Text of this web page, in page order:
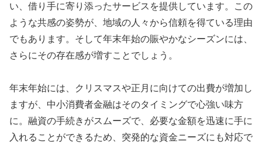
い、借り手に寄り添ったサービスを提供しています。この
ような共感の姿勢が、地域の人々から信頼を得ている理由
でもあります。そして年末年始の賑やかなシーズンには、
さらにその存在感が増すことでしょう。
年末年始には、クリスマスや正月に向けての出費が増加し
ますが、中小消費者金融はそのタイミングで心強い味方
に。融資の手続きがスムーズで、必要な金額を迅速に手に
入れることができるため、突発的な資金ニーズにも対応で